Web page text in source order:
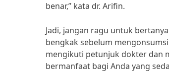
benar,” kata dr. Arifin.
Jadi, jangan ragu untuk
bengkak sebelum
mengikuti petunjuk dokter dan
bermanfaat bagi Anda yang